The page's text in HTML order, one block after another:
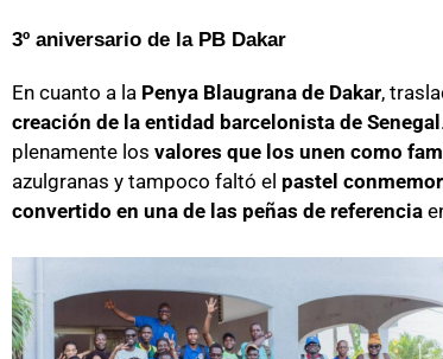
3º aniversario de la PB Dakar
En cuanto a la Penya Blaugrana de Dakar,
creación de la entidad barcelonista de Senegal
plenamente los valores que los unen como
azulgranas y tampoco faltó el pastel
convertido en una de las peñas de referencia